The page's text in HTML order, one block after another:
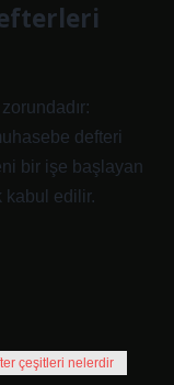
defteri
bir işe başlayan
kabul edilir.
çeşitleri nelerdir